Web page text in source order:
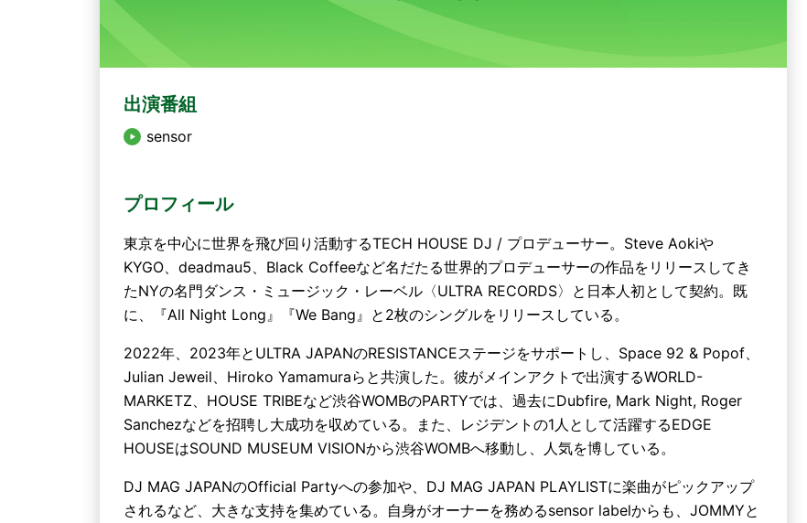
出演番組
sensor
プロフィール
東京を中心に世界を飛び回り活動するTECH HOUSE DJ / プロデューサー。Steve Aokiや
KYGO、deadmau5、Black Coffeeなど名だたる世界的プロデューサーの作品をリリースしてき
たNYの名門ダンス・ミュージック・レーベル〈ULTRA RECORDS〉と日本人初として契約。既
に、『All Night Long』『We Bang』と2枚のシングルをリリースしている。
2022年、2023年とULTRA JAPANのRESISTANCEステージをサポートし、Space 92 & Popof、
Julian Jeweil、Hiroko Yamamuraらと共演した。彼がメインアクトで出演するWORLD-
MARKETZ、HOUSE TRIBEなど渋谷WOMBのPARTYでは、過去にDubfire, Mark Night, Roger
Sanchezなどを招聘し大成功を収めている。また、レジデントの1人として活躍するEDGE
HOUSEはSOUND MUSEUM VISIONから渋谷WOMBへ移動し、人気を博している。
DJ MAG JAPANのOfficial Partyへの参加や、DJ MAG JAPAN PLAYLISTに楽曲がピックアップ
されるなど、大きな支持を集めている。自身がオーナーを務めるsensor labelからも、JOMMYと